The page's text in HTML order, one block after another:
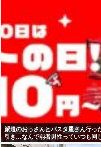
派遣のおっさんとパスタ屋さん行っ
引き…なんで弱者男性っていつも同